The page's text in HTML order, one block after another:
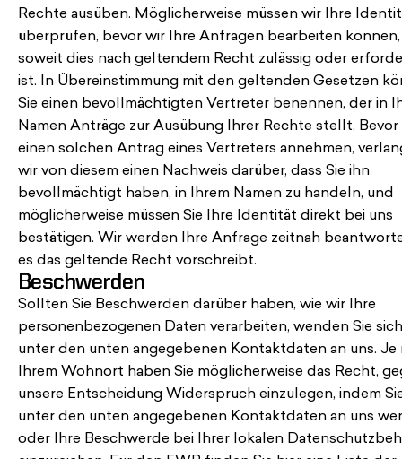
Rechte ausüben. Möglicherweise müssen wir Ihre
überprüfen, bevor wir Ihre Anfragen bearbeiten können,
soweit dies nach geltendem Recht zulässig oder
ist. In Übereinstimmung mit den geltenden Gesetzen
Sie einen bevollmächtigten Vertreter benennen, der in
Namen Anträge zur Ausübung Ihrer Rechte stellt. Bevor
einen solchen Antrag eines Vertreters annehmen,
wir von diesem einen Nachweis darüber, dass Sie ihn
bevollmächtigt haben, in Ihrem Namen zu handeln, und
möglicherweise müssen Sie Ihre Identität direkt bei uns
bestätigen. Wir werden Ihre Anfrage zeitnah
es das geltende Recht vorschreibt.
Beschwerden
Sollten Sie Beschwerden darüber haben, wie wir Ihre
personenbezogenen Daten verarbeiten, wenden Sie
unter den unten angegebenen Kontaktdaten an uns. Je
Ihrem Wohnort haben Sie möglicherweise das Recht,
unsere Entscheidung Widerspruch einzulegen, indem
unter den unten angegebenen Kontaktdaten an uns
oder Ihre Beschwerde bei Ihrer lokalen